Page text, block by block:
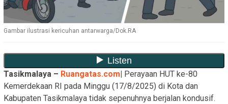
Gambar ilustrasi kericuhan antarwarga/Dok.RA
Tasikmalaya – Ruangatas.com| Perayaan HUT ke-80
Kemerdekaan RI pada Minggu (17/8/2025) di Kota dan
Kabupaten Tasikmalaya tidak sepenuhnya berjalan kondusif.